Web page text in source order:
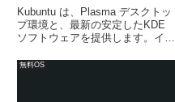
Kubuntu は、Plasma デスクトッ
プ環境と、最新の安定したKDE
ソフトウェアを提供します。イン
beta-desktop-amd64.iso」を利用
無料OS